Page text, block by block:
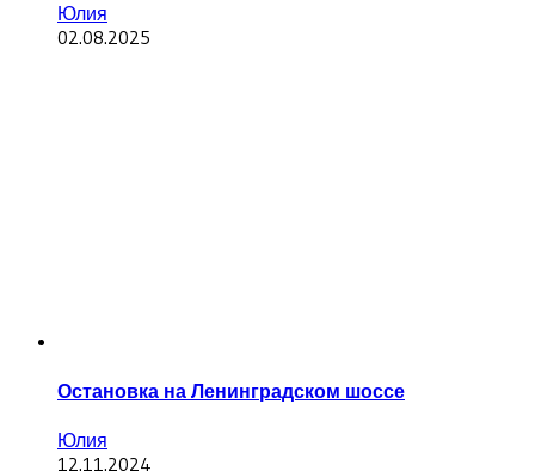
Юлия
02.08.2025
Остановка на Ленинградском шоссе
Юлия
12.11.2024